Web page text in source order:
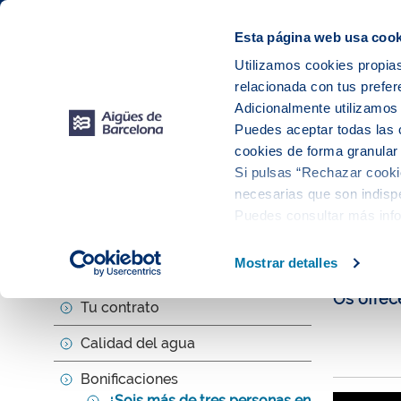
Esta página web usa
Utilizamos cookies
relacionada con tus
Adicionalmente
Puedes aceptar todas las
cookies de forma
Si pulsas “Rechazar
necesarias que son
Puedes consultar más
Mostrar detalles
Tu factura y consumo
Tu contrato
Calidad del agua
Bonificaciones
Tu servicio
Os